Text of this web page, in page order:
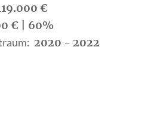
€
€ | 60%
2020 - 2022